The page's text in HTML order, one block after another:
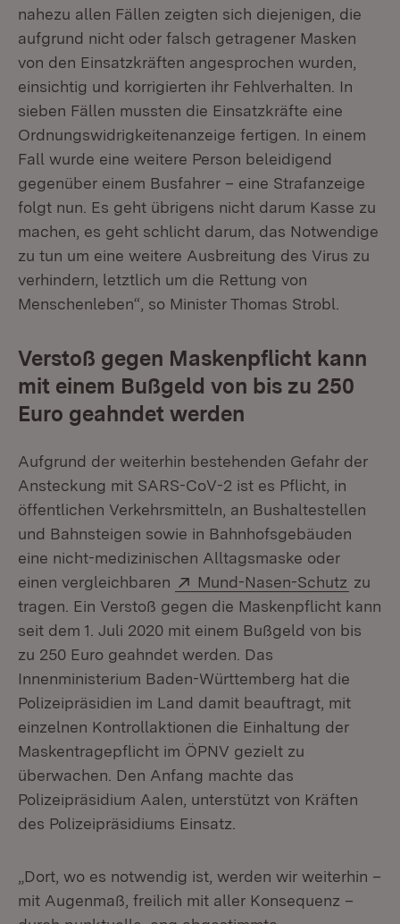
nahezu allen Fällen zeigten sich diejenigen, die
aufgrund nicht oder falsch getragener Masken
von den Einsatzkräften angesprochen wurden,
einsichtig und korrigierten ihr Fehlverhalten. In
sieben Fällen mussten die Einsatzkräfte eine
Ordnungswidrigkeitenanzeige fertigen. In einem
Fall wurde eine weitere Person beleidigend
gegenüber einem Busfahrer – eine Strafanzeige
folgt nun. Es geht übrigens nicht darum Kasse zu
machen, es geht schlicht darum, das Notwendige
zu tun um eine weitere Ausbreitung des Virus zu
verhindern, letztlich um die Rettung von
Menschenleben“, so Minister Thomas Strobl.
Verstoß gegen Maskenpflicht kann
mit einem Bußgeld von bis zu 250
Euro geahndet werden
Aufgrund der weiterhin bestehenden Gefahr der
Ansteckung mit SARS-CoV-2 ist es Pflicht, in
öffentlichen Verkehrsmitteln, an Bushaltestellen
und Bahnsteigen sowie in Bahnhofsgebäuden
eine nicht-medizinischen Alltagsmaske oder
einen vergleichbaren
Extern:
Mund-Nasen-Schutz zu
tragen. Ein Verstoß gegen die Maskenpflicht kann
seit dem 1. Juli 2020 mit einem Bußgeld von bis
zu 250 Euro geahndet werden. Das
Innenministerium Baden-Württemberg hat die
Polizeipräsidien im Land damit beauftragt, mit
einzelnen Kontrollaktionen die Einhaltung der
Maskentragepflicht im ÖPNV gezielt zu
überwachen. Den Anfang machte das
Polizeipräsidium Aalen, unterstützt von Kräften
des Polizeipräsidiums Einsatz.
„Dort, wo es notwendig ist, werden wir weiterhin –
mit Augenmaß, freilich mit aller Konsequenz –